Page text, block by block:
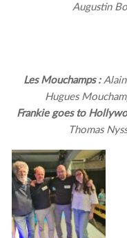
Augustin
Les Mouchamps :
Hugues
Frankie goes to
Thomas